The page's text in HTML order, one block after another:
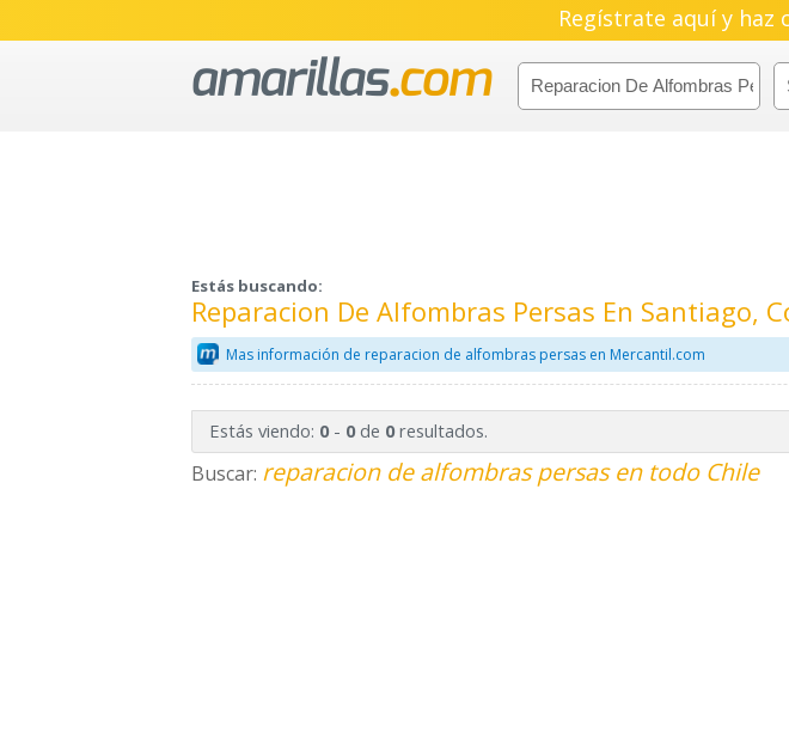
Regístrate aquí y haz
Estás buscando:
Reparacion De Alfombras Persas En Santiago,
Mas información de reparacion de alfombras persas en Mercantil.com
Estás viendo: 0- 0de 0resultados.
Buscar: reparacion de alfombras persas en todo Chile